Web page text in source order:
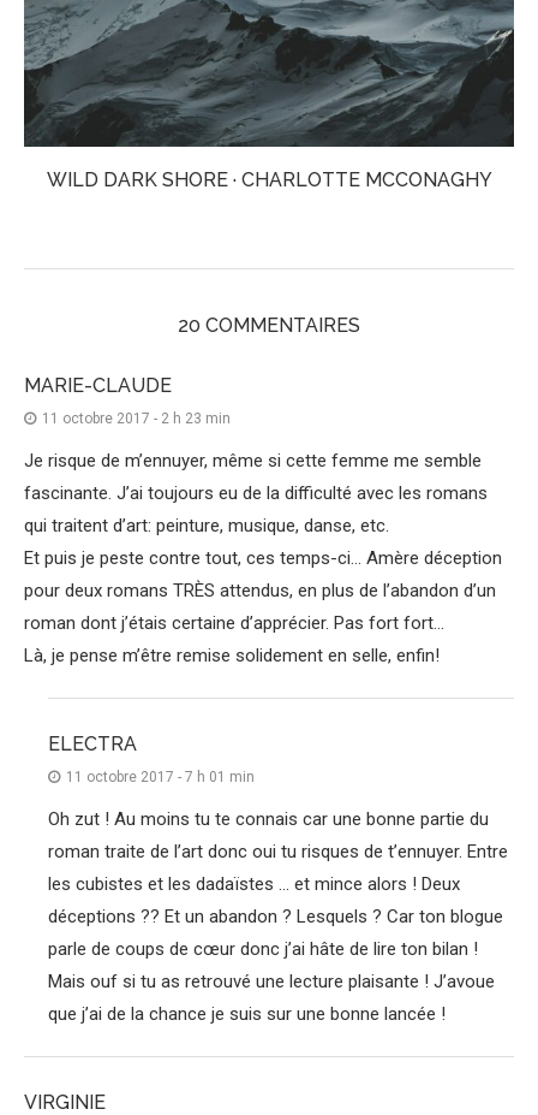
WILD DARK SHORE · CHARLOTTE MCCONAGHY
20 COMMENTAIRES
MARIE-CLAUDE
11 octobre 2017 - 2 h 23 min
Je risque de m’ennuyer, même si cette femme me semble
fascinante. J’ai toujours eu de la difficulté avec les romans
qui traitent d’art: peinture, musique, danse, etc.
Et puis je peste contre tout, ces temps-ci… Amère déception
pour deux romans TRÈS attendus, en plus de l’abandon d’un
roman dont j’étais certaine d’apprécier. Pas fort fort…
Là, je pense m’être remise solidement en selle, enfin!
ELECTRA
11 octobre 2017 - 7 h 01 min
Oh zut ! Au moins tu te connais car une bonne partie du
roman traite de l’art donc oui tu risques de t’ennuyer. Entre
les cubistes et les dadaïstes … et mince alors ! Deux
déceptions ?? Et un abandon ? Lesquels ? Car ton blogue
parle de coups de cœur donc j’ai hâte de lire ton bilan !
Mais ouf si tu as retrouvé une lecture plaisante ! J’avoue
que j’ai de la chance je suis sur une bonne lancée !
VIRGINIE